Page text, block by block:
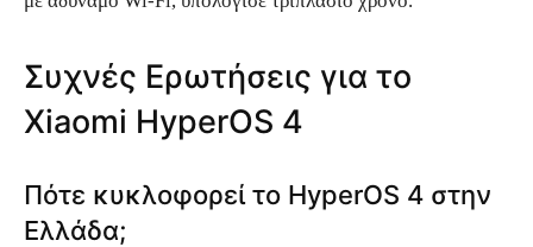
Συχνές Ερωτήσεις για το
Xiaomi HyperOS 4
Πότε κυκλοφορεί το HyperOS 4 στην
Ελλάδα;